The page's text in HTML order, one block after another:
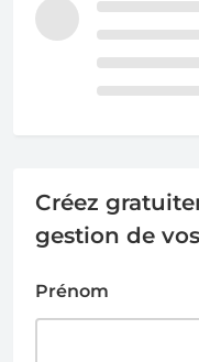
Créez
gestion de
Prénom